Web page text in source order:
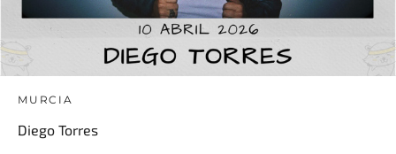
MURCIA
Diego Torres